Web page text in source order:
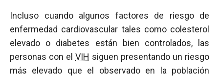
Incluso cuando algunos factores de riesgo de
enfermedad cardiovascular tales como colesterol
elevado o diabetes están bien controlados, las
personas con el VIH siguen presentando un riesgo
más elevado que el observado en la población